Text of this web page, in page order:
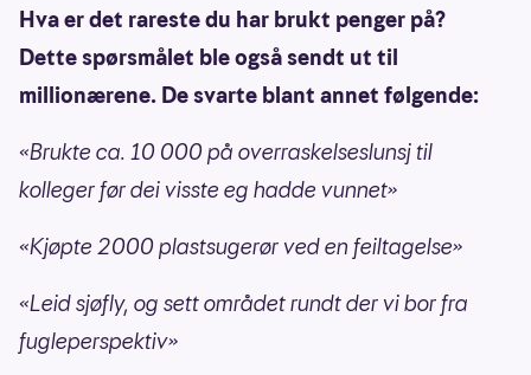
Hva er det rareste du har brukt penger på?
Dette spørsmålet ble også sendt ut til
millionærene. De svarte blant annet følgende:
«Brukte ca. 10 000 på overraskelseslunsj til
kolleger før dei visste eg hadde vunnet»
«Kjøpte 2000 plastsugerør ved en feiltagelse»
«Leid sjøfly, og sett området rundt der vi bor fra
fugleperspektiv»